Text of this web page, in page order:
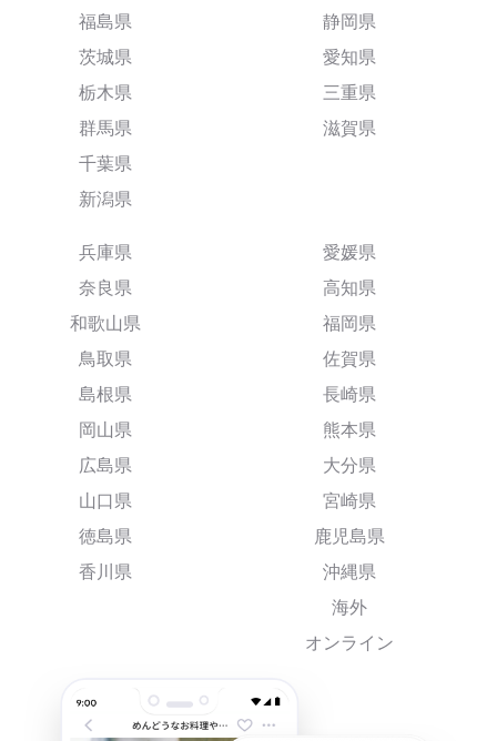
福島県
茨城県
栃木県
群馬県
千葉県
新潟県
静岡県
愛知県
三重県
滋賀県
兵庫県
奈良県
和歌山県
鳥取県
島根県
岡山県
広島県
山口県
徳島県
香川県
愛媛県
高知県
福岡県
佐賀県
長崎県
熊本県
大分県
宮崎県
鹿児島県
沖縄県
海外
オンライン